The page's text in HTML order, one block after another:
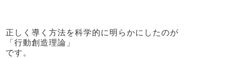
正しく導く方法を科学的に明らかにしたのが
「行動創造理論」
です。